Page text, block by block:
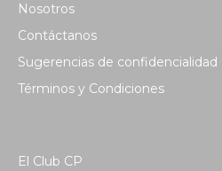
Nosotros
Contáctanos
Sugerencias de confidencialidad
Términos y Condiciones
El Club CP